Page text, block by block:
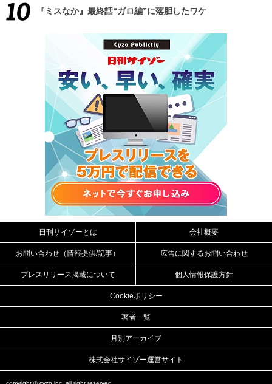
『ミスなか』最終話“ガロ編”に落胆したワケ
日刊サイゾーとは 会社概要
お問い合わせ（情報提供/記事） 広告に関するお問い合わせ
プレスリリース掲載について 個人情報保護方針
Cookieポリシー
著者一覧
月別アーカイブ
株式会社サイゾー運営サイト